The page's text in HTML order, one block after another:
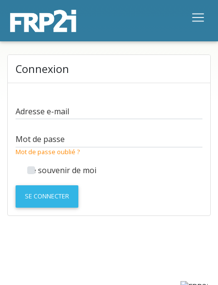
Connexion
Adresse e-mail
Mot de passe
Mot de passe oublié ?
Se souvenir de moi
SE CONNECTER